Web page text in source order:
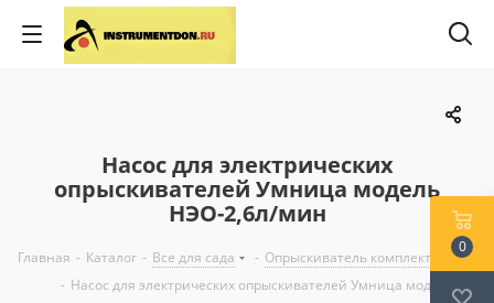
Насос для электрических
опрыскивателей Умница модель
НЭО-2,6л/мин
Главная - Каталог - Все для сада - Опрыскиватель комплектующие
- Насос для электрических опрыскивателей Умница модель
0